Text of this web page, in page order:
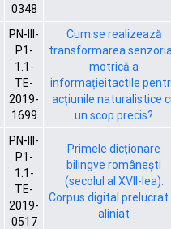
0348
PN-III-
P1-
1.1-
TE-
2019-
1699
Cum se realizează
transformarea
motrică a
informațieitactile
acțiunile naturalistice
un scop precis?
PN-III-
P1-
1.1-
TE-
2019-
0517
Primele dicționare
bilingve românești
(secolul al XVII-lea).
Corpus digital prelucrat
aliniat